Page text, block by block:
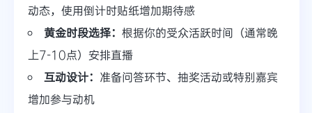
动态，使用倒计时贴纸增加期待感
黄金时段选择： 根据你的受众活跃时间（通常晚
上7-10点）安排直播
互动设计： 准备问答环节、抽奖活动或特别嘉宾
增加参与动机